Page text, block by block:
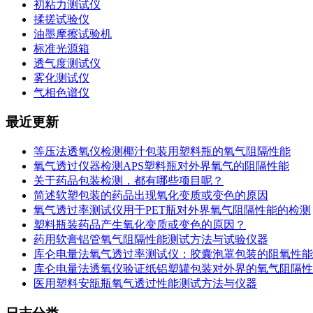
初粘力测试仪
揉搓试验仪
油墨摩擦试验机
标准光源箱
透气度测试仪
雾化测试仪
气相色谱仪
最近更新
等压法透氧仪检测椰汁包装用塑料瓶的氧气阻隔性能
氧气透过仪器检测APS塑料瓶对外界氧气的阻隔性能
关于药品包装检测，都有哪些项目呢？
简述软塑包装的药品出现氧化变质或变色的原因
氧气透过率测试仪用于PET瓶对外界氧气阻隔性能的检测
塑料瓶装药品产生氧化变质或变色的原因？
药用软膏铝管氧气阻隔性能测试方法与试验仪器
库仑电量法氧气透过率测试仪：胶囊泡罩包装的阻氧性
库仑电量法透氧仪验证纸铝塑罐包装对外界的氧气阻隔
医用塑料安瓿瓶氧气透过性能测试方法与仪器